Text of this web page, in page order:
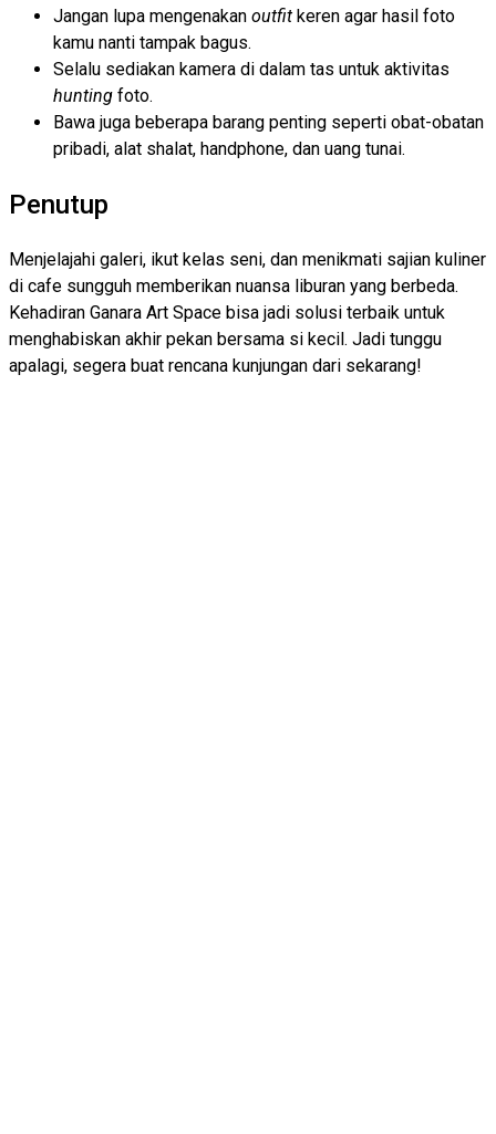
Jangan lupa mengenakan outfit keren agar hasil foto
kamu nanti tampak bagus.
Selalu sediakan kamera di dalam tas untuk aktivitas
hunting foto.
Bawa juga beberapa barang penting seperti obat-obatan
pribadi, alat shalat, handphone, dan uang tunai.
Penutup
Menjelajahi galeri, ikut kelas seni, dan menikmati sajian kuliner
di cafe sungguh memberikan nuansa liburan yang berbeda.
Kehadiran Ganara Art Space bisa jadi solusi terbaik untuk
menghabiskan akhir pekan bersama si kecil. Jadi tunggu
apalagi, segera buat rencana kunjungan dari sekarang!